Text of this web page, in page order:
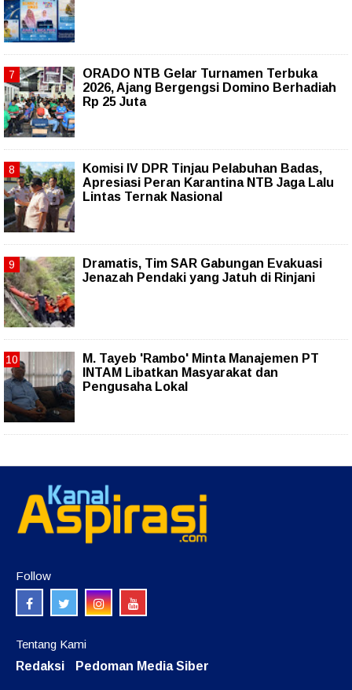
ORADO NTB Gelar Turnamen Terbuka
2026, Ajang Bergengsi Domino Berhadiah
Rp 25 Juta
Komisi IV DPR Tinjau Pelabuhan Badas,
Apresiasi Peran Karantina NTB Jaga Lalu
Lintas Ternak Nasional
Dramatis, Tim SAR Gabungan Evakuasi
Jenazah Pendaki yang Jatuh di Rinjani
M. Tayeb 'Rambo' Minta Manajemen PT
INTAM Libatkan Masyarakat dan
Pengusaha Lokal
Follow
Tentang Kami
Redaksi
Pedoman Media Siber